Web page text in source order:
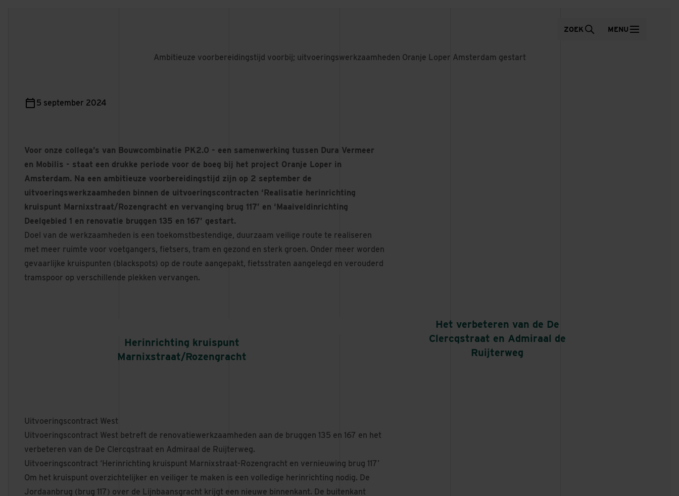
ZOEK MENU
Ambitieuze voorbereidingstijd voorbij; uitvoeringswerkzaamheden Oranje Loper Amsterdam gestart
5 september 2024
Voor onze collega’s van Bouwcombinatie PK2.0 - een samenwerking tussen Dura Vermeer
en Mobilis - staat een drukke periode voor de boeg bij het project Oranje Loper in
Amsterdam. Na een ambitieuze voorbereidingstijd zijn op 2 september de
uitvoeringswerkzaamheden binnen de uitvoeringscontracten ‘Realisatie herinrichting
kruispunt Marnixstraat/Rozengracht en vervanging brug 117’ en ‘Maaiveldinrichting
Deelgebied 1 en renovatie bruggen 135 en 167’ gestart.
Doel van de werkzaamheden is een toekomstbestendige, duurzaam veilige route te realiseren
met meer ruimte voor voetgangers, fietsers, tram en gezond en sterk groen. Onder meer worden
gevaarlijke kruispunten (blackspots) op de route aangepakt, fietsstraten aangelegd en verouderd
tramspoor op verschillende plekken vervangen.
Herinrichting kruispunt
Marnixstraat/Rozengracht
Het verbeteren van de De
Clercqstraat en Admiraal de
Ruijterweg
Uitvoeringscontract West
Uitvoeringscontract West betreft de renovatiewerkzaamheden aan de bruggen 135 en 167 en het
verbeteren van de De Clercqstraat en Admiraal de Ruijterweg.
Uitvoeringscontract ‘Herinrichting kruispunt Marnixstraat-Rozengracht en vernieuwing brug 117’
Om het kruispunt overzichtelijker en veiliger te maken is een volledige herinrichting nodig. De
Jordaanbrug (brug 117) over de Lijnbaansgracht krijgt een nieuwe binnenkant. De buitenkant